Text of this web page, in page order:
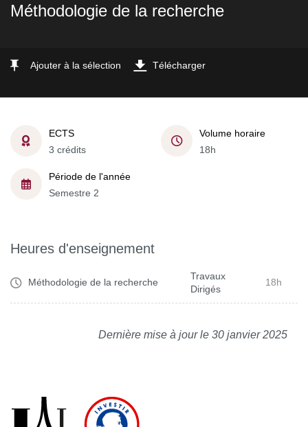
Méthodologie de la recherche
Ajouter à la sélection Télécharger
ECTS
3 crédits
Volume horaire
18h
Période de l'année
Semestre 2
Heures d'enseignement
Méthodologie de la recherche
Travaux
Dirigés
18h
Dernière mise à jour le 30 janvier 2025